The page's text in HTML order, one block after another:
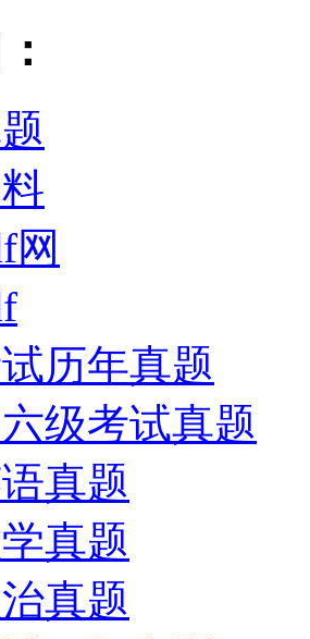
网
历年真题
级考试真题
真题
真题
真题